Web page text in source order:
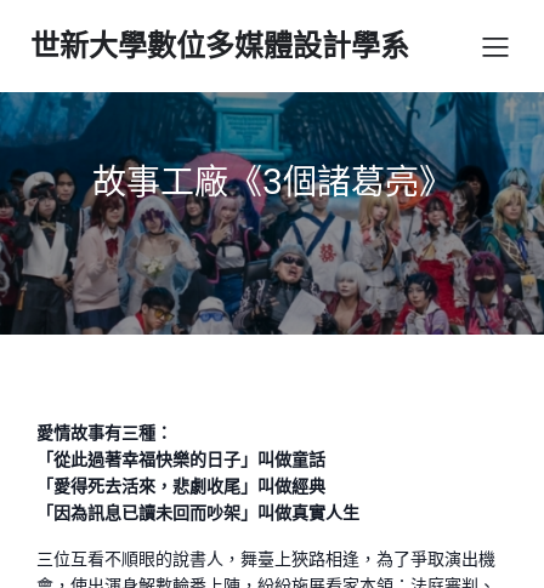
世新大學數位多媒體設計學系
故事工廠《3個諸葛亮》
愛情故事有三種：
「從此過著幸福快樂的日子」叫做童話
「愛得死去活來，悲劇收尾」叫做經典
「因為訊息已讀未回而吵架」叫做真實人生
三位互看不順眼的說書人，舞臺上狹路相逢，為了爭取演出機